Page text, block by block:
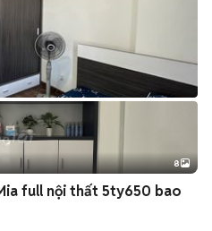
+2
8
full nội thất 5ty650 bao